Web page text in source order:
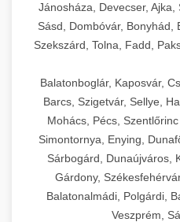
Jánosháza, Devecser, Ajka,
Sásd, Dombóvár, Bonyhád,
Szekszárd, Tolna, Fadd,
Balatonboglár, Kaposvár,
Barcs, Szigetvár, Sellye,
Mohács, Pécs,
Simontornya, Enying,
Sárbogárd, Dunaújváros,
Gárdony,
Balatonalmádi, Polgárdi,
Veszprém,